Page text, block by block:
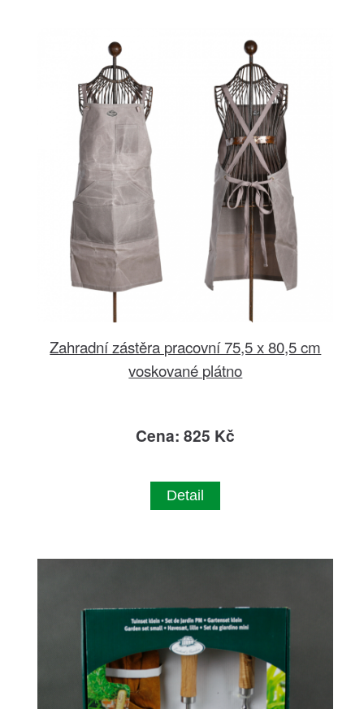
Zahradní zástěra pracovní 75,5 x 80,5 cm
voskované plátno
Cena: 825 Kč
Detail